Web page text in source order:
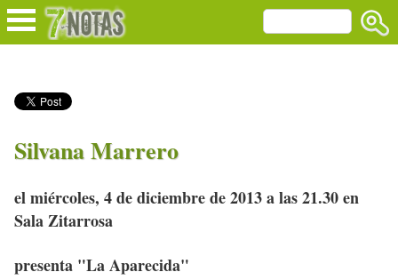
Silvana Marrero
el miércoles, 4 de diciembre de 2013 a las 21.30 en
Sala Zitarrosa
presenta "La Aparecida"